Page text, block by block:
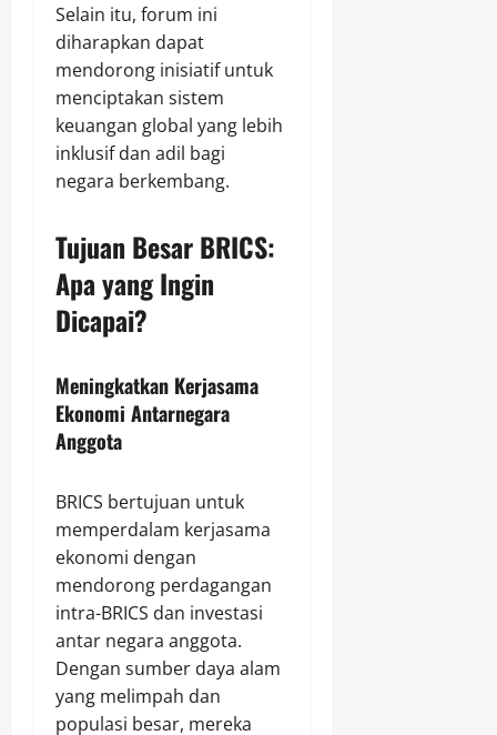
Selain itu, forum ini
diharapkan dapat
mendorong inisiatif untuk
menciptakan sistem
keuangan global yang lebih
inklusif dan adil bagi
negara berkembang.
Tujuan Besar BRICS:
Apa yang Ingin
Dicapai?
Meningkatkan Kerjasama
Ekonomi Antarnegara
Anggota
BRICS bertujuan untuk
memperdalam kerjasama
ekonomi dengan
mendorong perdagangan
intra-BRICS dan investasi
antar negara anggota.
Dengan sumber daya alam
yang melimpah dan
populasi besar, mereka